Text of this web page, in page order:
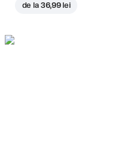
de la 36,99 lei